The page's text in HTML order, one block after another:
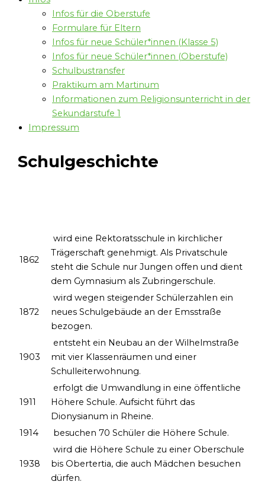
Infos für die Oberstufe
Formulare für Eltern
Infos für neue Schüler*innen (Klasse 5)
Infos für neue Schüler*innen (Oberstufe)
Schulbustransfer
Praktikum am Martinum
Informationen zum Religionsunterricht in der
Sekundarstufe 1
Impressum
Schulgeschichte
1862
wird eine Rektoratsschule in kirchlicher
Trägerschaft genehmigt. Als Privatschule
steht die Schule nur Jungen offen und dient
dem Gymnasium als Zubringerschule.
1872
wird wegen steigender Schülerzahlen ein
neues Schulgebäude an der Emsstraße
bezogen.
1903
entsteht ein Neubau an der Wilhelmstraße
mit vier Klassenräumen und einer
Schulleiterwohnung.
1911
erfolgt die Umwandlung in eine öffentliche
Höhere Schule. Aufsicht führt das
Dionysianum in Rheine.
1914
besuchen 70 Schüler die Höhere Schule.
1938
wird die Höhere Schule zu einer Oberschule
bis Obertertia, die auch Mädchen besuchen
dürfen.